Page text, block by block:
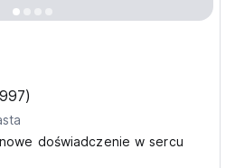
doświadczenie w sercu